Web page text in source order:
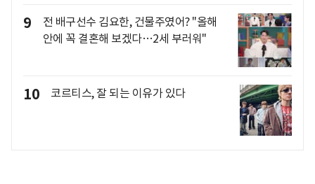
9
전 배구선수 김요한, 건물주였어? "올해
안에 꼭 결혼해 보겠다…2세 부러워"
10 코르티스, 잘 되는 이유가 있다